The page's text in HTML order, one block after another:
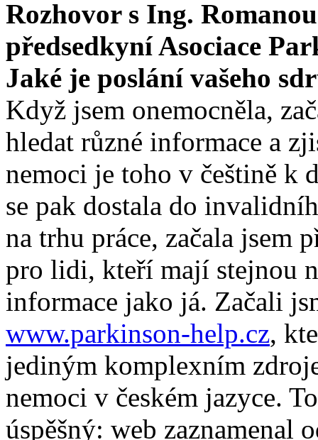
Rozhovor s Ing.
předsedkyní Asociace
Jaké je poslání vašeho
Když jsem onemocněla,
hledat různé informace a
nemoci je toho v češtině k
se pak dostala do
na trhu práce, začala jsem
pro lidi, kteří mají stejnou
informace jako já. Začali
www.parkinson-help.cz,
jediným komplexním
nemoci v českém jazyce.
úspěšný: web zaznamenal